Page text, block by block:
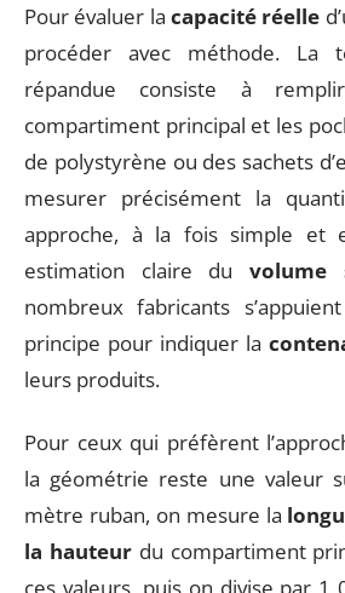
Pour évaluer la capacité réelle
procéder avec méthode. La
répandue consiste à
compartiment principal et les
de polystyrène ou des sachets
mesurer précisément la
approche, à la fois simple et
estimation claire du volume
nombreux fabricants
principe pour indiquer la
leurs produits.
Pour ceux qui préfèrent
la géométrie reste une valeur
mètre ruban, on mesure la
la hauteurdu compartiment